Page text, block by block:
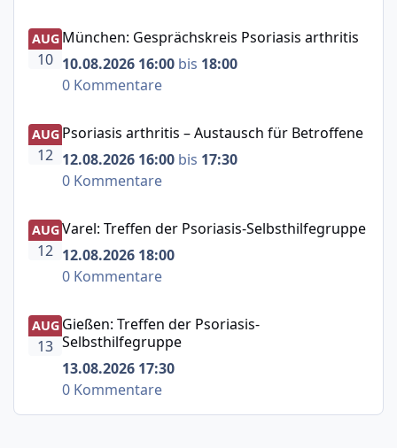
München: Gesprächskreis Psoriasis arthritis
AUG
10
München: Gesprächskreis Psoriasis arthritis
10.08.2026 16:00 bis 18:00
0 Kommentare
Psoriasis arthritis – Austausch für Betroffene
AUG
12
Psoriasis arthritis – Austausch für Betroffene
12.08.2026 16:00 bis 17:30
0 Kommentare
Varel: Treffen der Psoriasis-Selbsthilfegruppe
AUG
12
Varel: Treffen der Psoriasis-Selbsthilfegruppe
12.08.2026 18:00
0 Kommentare
Gießen: Treffen der Psoriasis-Selbsthilfegruppe
AUG
13
Gießen: Treffen der Psoriasis-
Selbsthilfegruppe
13.08.2026 17:30
0 Kommentare